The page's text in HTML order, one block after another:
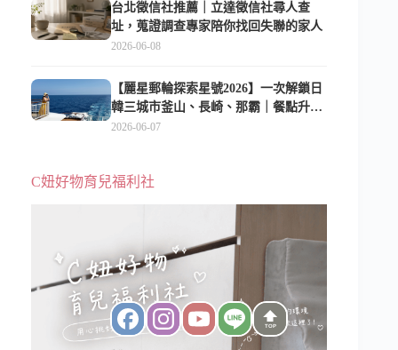
台北徵信社推薦｜立達徵信社尋人查
址，蒐證調查專家陪你找回失聯的家人
2026-06-08
【麗星郵輪探索星號2026】一次解鎖日
韓三城市釜山、長崎、那霸｜餐點升
級、表演更新、船上慶生超難忘
2026-06-07
C妞好物育兒福利社
TOP